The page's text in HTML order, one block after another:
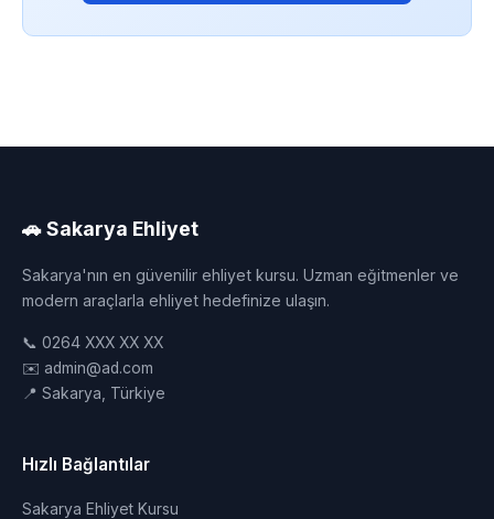
🚗 Sakarya Ehliyet
Sakarya'nın en güvenilir ehliyet kursu. Uzman eğitmenler ve
modern araçlarla ehliyet hedefinize ulaşın.
📞 0264 XXX XX XX
✉️ admin@ad.com
📍 Sakarya, Türkiye
Hızlı Bağlantılar
Sakarya Ehliyet Kursu